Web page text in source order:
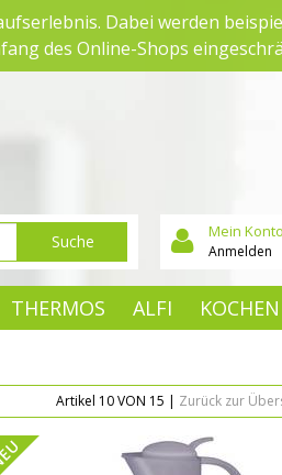
Dabei werden
des Online-Shops
Mein Konto
Anmelden
THERMOS ALFI KOCHEN
Suche
Artikel 10 VON 15 | Zurück zur